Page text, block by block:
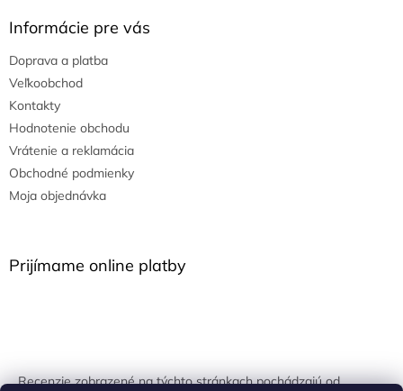
Informácie pre vás
Doprava a platba
Veľkoobchod
Kontakty
Hodnotenie obchodu
Vrátenie a reklamácia
Obchodné podmienky
Moja objednávka
Prijímame online platby
Recenzie zobrazené na týchto stránkach pochádzajú od